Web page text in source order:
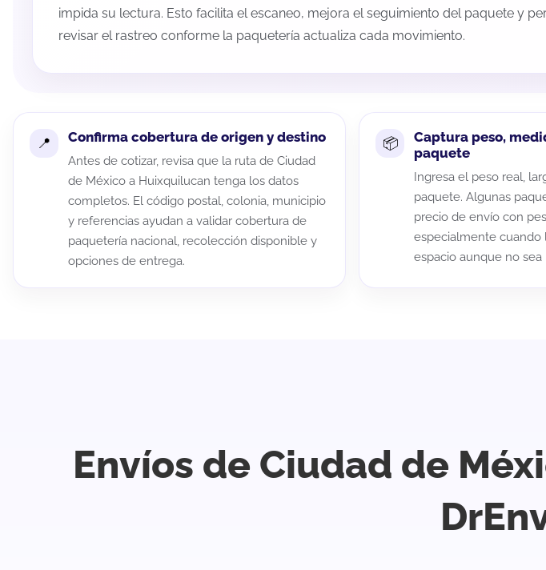
impida su lectura. Esto facilita el escaneo, mejora el seguimiento del paquete y
revisar el rastreo conforme la paquetería actualiza cada movimiento.
Confirma cobertura de origen y destino
Antes de cotizar, revisa que la ruta de Ciudad
de México a Huixquilucan tenga los datos
completos. El código postal, colonia, municipio
y referencias ayudan a validar cobertura de
paquetería nacional, recolección disponible y
opciones de entrega.
Captura peso,
paquete
Ingresa el peso real,
paquete. Algunas
precio de envío con
especialmente cuando
espacio aunque no sea
Envíos de Ciudad de